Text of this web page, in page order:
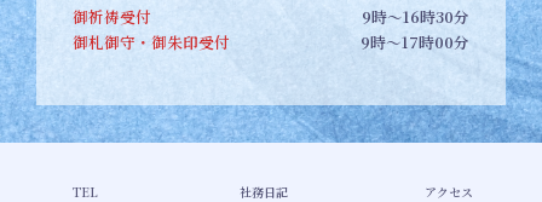
御祈祷受付
御札御守・御朱印受付
9時～16時30分
9時～17時00分
Copyright © 【公式】座間郷総鎮守 鈴鹿明神社 All Rights Reserved.
TEL 社務日記 アクセス